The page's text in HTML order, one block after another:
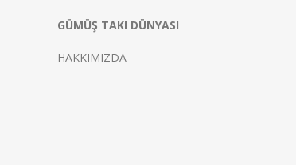
GÜMÜŞ TAKI DÜNYASI
HAKKIMIZDA